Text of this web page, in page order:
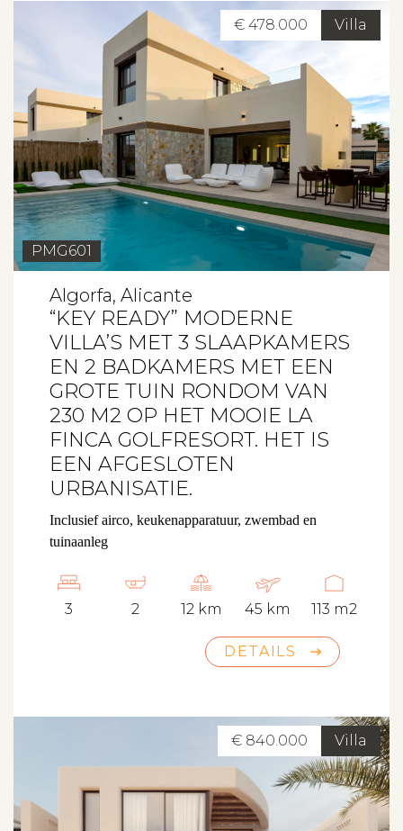
Villa
€ 478.000
PMG601
Algorfa, Alicante
“KEY READY” MODERNE
VILLA’S MET 3 SLAAPKAMERS
EN 2 BADKAMERS MET EEN
GROTE TUIN RONDOM VAN
230 M2 OP HET MOOIE LA
FINCA GOLFRESORT. HET IS
EEN AFGESLOTEN
URBANISATIE.
Inclusief airco, keukenapparatuur, zwembad en
tuinaanleg
3 2 12 km 45 km 113 m2
DETAILS
Villa
€ 840.000